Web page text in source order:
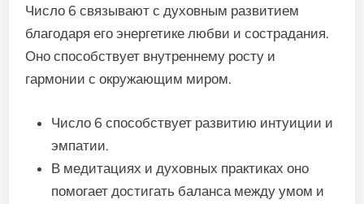
Число 6 связывают с духовным развитием
благодаря его энергетике любви и сострадания.
Оно способствует внутреннему росту и
гармонии с окружающим миром.
Число 6 способствует развитию интуиции и
эмпатии.
В медитациях и духовных практиках оно
помогает достигать баланса между умом и